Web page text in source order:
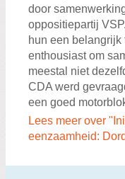
door
oppositiepartij
hun een
enthousiast om
meestal niet
CDA werd
een goed
Lees meer over
eenzaamheid: